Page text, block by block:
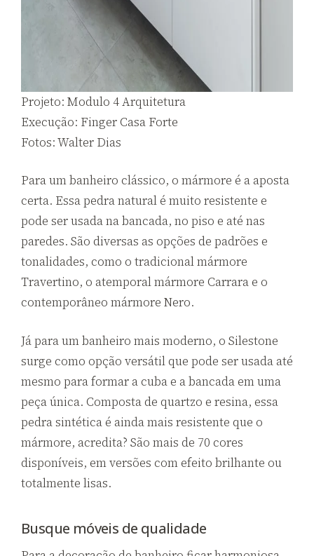
Projeto: Modulo 4 Arquitetura
Execução: Finger Casa Forte
Fotos: Walter Dias
Para um banheiro clássico, o mármore é a aposta
certa. Essa pedra natural é muito resistente e
pode ser usada na bancada, no piso e até nas
paredes. São diversas as opções de padrões e
tonalidades, como o tradicional mármore
Travertino, o atemporal mármore Carrara e o
contemporâneo mármore Nero.
Já para um banheiro mais moderno, o Silestone
surge como opção versátil que pode ser usada até
mesmo para formar a cuba e a bancada em uma
peça única. Composta de quartzo e resina, essa
pedra sintética é ainda mais resistente que o
mármore, acredita? São mais de 70 cores
disponíveis, em versões com efeito brilhante ou
totalmente lisas.
Busque móveis de qualidade